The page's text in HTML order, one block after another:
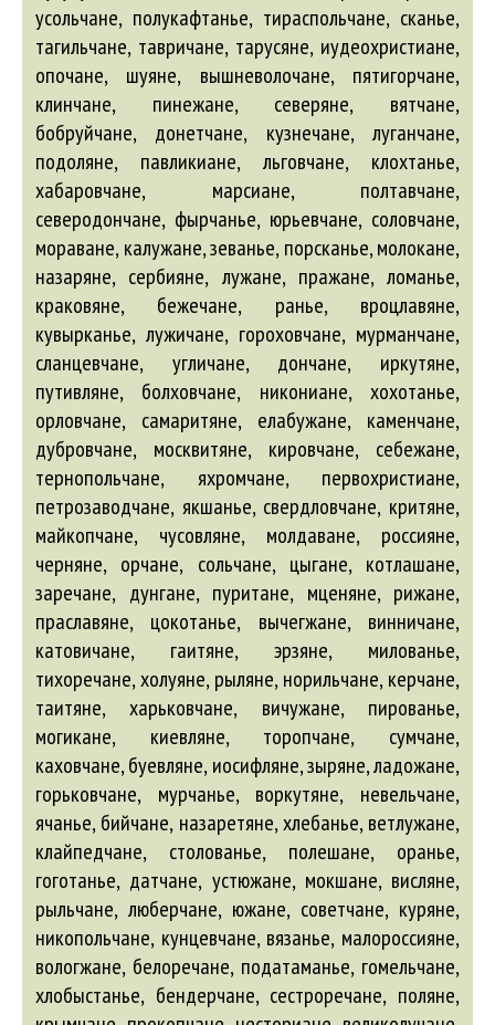
усольчане, полукафтанье, тираспольчане, сканье,
тагильчане, тавричане, тарусяне, иудеохристиане,
опочане, шуяне, вышневолочане, пятигорчане,
клинчане, пинежане, северяне, вятчане,
бобруйчане, донетчане, кузнечане, луганчане,
подоляне, павликиане, льговчане, клохтанье,
хабаровчане, марсиане, полтавчане,
северодончане, фырчанье, юрьевчане, соловчане,
мораване, калужане, зеванье, порсканье, молокане,
назаряне, сербияне, лужане, пражане, ломанье,
краковяне, бежечане, ранье, вроцлавяне,
кувырканье, лужичане, гороховчане, мурманчане,
сланцевчане, угличане, дончане, иркутяне,
путивляне, болховчане, никониане, хохотанье,
орловчане, самаритяне, елабужане, каменчане,
дубровчане, москвитяне, кировчане, себежане,
тернопольчане, яхромчане, первохристиане,
петрозаводчане, якшанье, свердловчане, критяне,
майкопчане, чусовляне, молдаване, россияне,
черняне, орчане, сольчане, цыгане, котлашане,
заречане, дунгане, пуритане, мценяне, рижане,
праславяне, цокотанье, вычегжане, винничане,
катовичане, гаитяне, эрзяне, милованье,
тихоречане, холуяне, рыляне, норильчане, керчане,
таитяне, харьковчане, вичужане, пированье,
могикане, киевляне, торопчане, сумчане,
каховчане, буевляне, иосифляне, зыряне, ладожане,
горьковчане, мурчанье, воркутяне, невельчане,
ячанье, бийчане, назаретяне, хлебанье, ветлужане,
клайпедчане, столованье, полешане, оранье,
гоготанье, датчане, устюжане, мокшане, висляне,
рыльчане, люберчане, южане, советчане, куряне,
никопольчане, кунцевчане, вязанье, малороссияне,
вологжане, белоречане, податаманье, гомельчане,
хлобыстанье, бендерчане, сестроречане, поляне,